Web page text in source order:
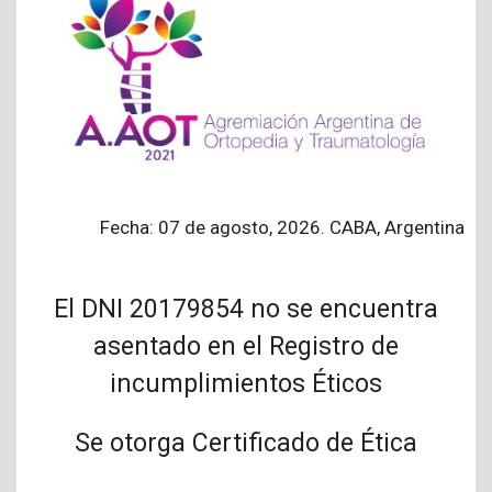
Fecha: 07 de agosto, 2026. CABA, Argentina
El DNI 20179854 no se encuentra
asentado en el Registro de
incumplimientos Éticos
Se otorga Certificado de Ética